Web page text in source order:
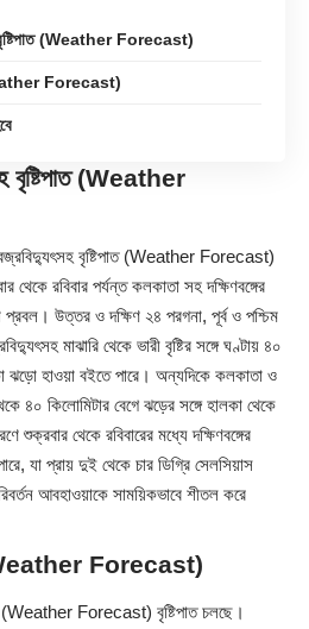
বৃষ্টিপাত (Weather Forecast)
Forecast)
বৃষ্টিপাত (Weather
বজ্রবিদ্যুৎসহ বৃষ্টিপাত (Weather Forecast)
রবিবার পর্যন্ত কলকাতা সহ দক্ষিণবঙ্গের
প্রবল। উত্তর ও দক্ষিণ ২৪ পরগনা, পূর্ব ও পশ্চিম
মাঝারি থেকে ভারী বৃষ্টির সঙ্গে ঘণ্টায় ৪০
ঝড়ো হাওয়া বইতে পারে। অন্যদিকে কলকাতা ও
৪০ কিলোমিটার বেগে ঝড়ের সঙ্গে হালকা থেকে
শুক্রবার থেকে রবিবারের মধ্যে দক্ষিণবঙ্গের
যা প্রায় দুই থেকে চার ডিগ্রি সেলসিয়াস
আবহাওয়াকে সাময়িকভাবে শীতল করে
(Weather Forecast)
(Weather Forecast) বৃষ্টিপাত চলছে।